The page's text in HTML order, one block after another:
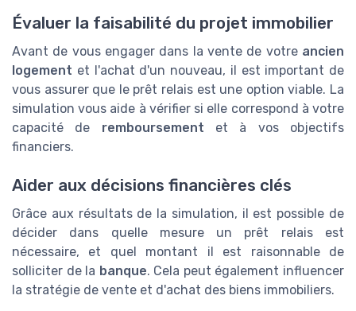
Évaluer la faisabilité du projet immobilier
Avant de vous engager dans la vente de votre ancien
logement et l'achat d'un nouveau, il est important de
vous assurer que le prêt relais est une option viable. La
simulation vous aide à vérifier si elle correspond à votre
capacité de remboursement et à vos objectifs
financiers.
Aider aux décisions financières clés
Grâce aux résultats de la simulation, il est possible de
décider dans quelle mesure un prêt relais est
nécessaire, et quel montant il est raisonnable de
solliciter de la banque. Cela peut également influencer
la stratégie de vente et d'achat des biens immobiliers.